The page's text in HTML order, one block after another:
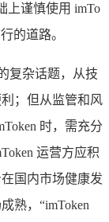
上谨慎使用 imTo
的道路。
复杂话题，从技
；但从监管和风
时，需充分
运营方应积
国内市场健康发
熟，“imToken